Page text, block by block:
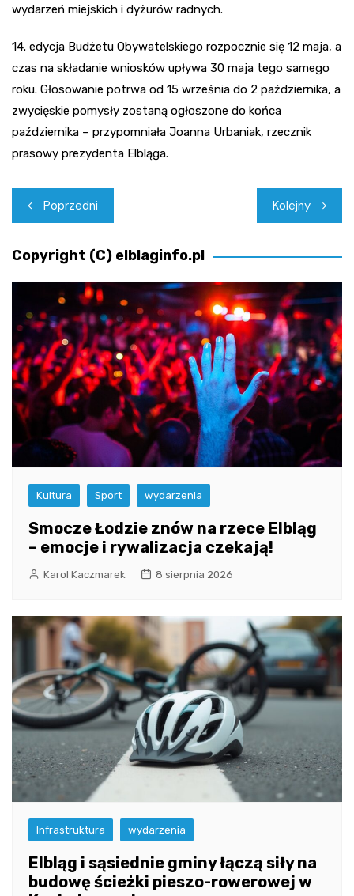
wydarzeń miejskich i dyżurów radnych.
14. edycja Budżetu Obywatelskiego rozpocznie się 12 maja, a
czas na składanie wniosków upływa 30 maja tego samego
roku. Głosowanie potrwa od 15 września do 2 października, a
zwycięskie pomysły zostaną ogłoszone do końca
października – przypomniała Joanna Urbaniak, rzecznik
prasowy prezydenta Elbląga.
Nawigacja
wpisu
Poprzedni Kolejny
Copyright (C) elblaginfo.pl
Kultura Sport wydarzenia
Smocze Łodzie znów na rzece Elbląg
– emocje i rywalizacja czekają!
Karol Kaczmarek 8 sierpnia 2026
Infrastruktura wydarzenia
Elbląg i sąsiednie gminy łączą siły na
budowę ścieżki pieszo-rowerowej w